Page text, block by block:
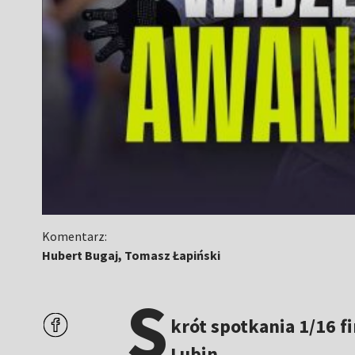
Komentarz:
Hubert Bugaj, Tomasz Łapiński
S krót spotkania 1/16